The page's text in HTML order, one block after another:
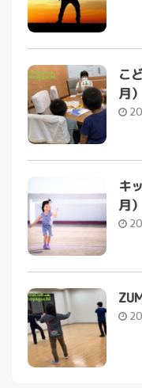
こ
月）
キ
月）